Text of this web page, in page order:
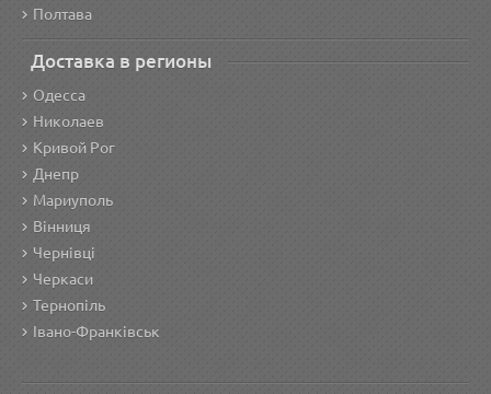
Полтава
Доставка в регионы
Одесса
Николаев
Кривой Рог
Днепр
Мариуполь
Вінниця
Чернівці
Черкаси
Тернопіль
Івано-Франківськ